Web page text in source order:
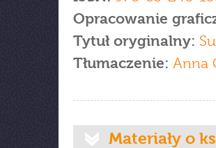
Opracowanie
Tytuł oryginalny:
Tłumaczenie: Anna
Materiały o